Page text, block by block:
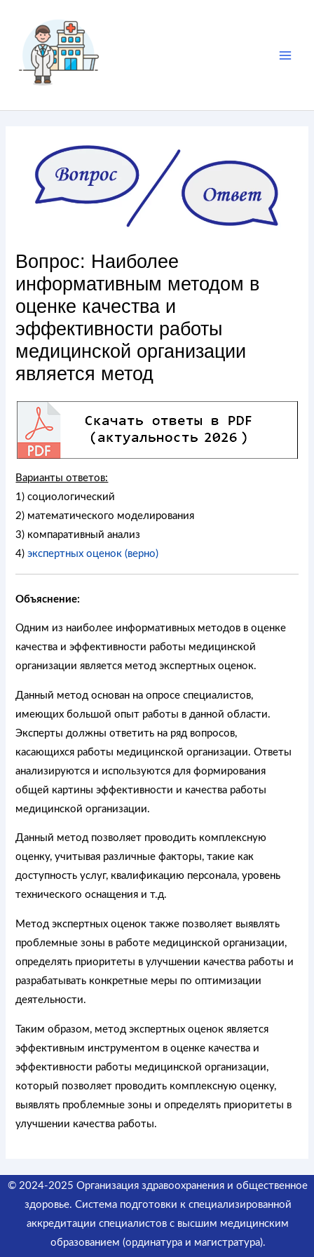
Вопрос: Наиболее
информативным методом в
оценке качества и
эффективности работы
медицинской организации
является метод
Варианты ответов:
1) социологический
2) математического моделирования
3) компаративный анализ
4)экспертных оценок (верно)
Объяснение:
Одним из наиболее информативных методов в оценке
качества и эффективности работы медицинской
организации является метод экспертных оценок.
Данный метод основан на опросе специалистов,
имеющих большой опыт работы в данной области.
Эксперты должны ответить на ряд вопросов,
касающихся работы медицинской организации. Ответы
анализируются и используются для формирования
общей картины эффективности и качества работы
медицинской организации.
Данный метод позволяет проводить комплексную
оценку, учитывая различные факторы, такие как
доступность услуг, квалификацию персонала, уровень
технического оснащения и т.д.
Метод экспертных оценок также позволяет выявлять
проблемные зоны в работе медицинской организации,
определять приоритеты в улучшении качества работы и
разрабатывать конкретные меры по оптимизации
деятельности.
Таким образом, метод экспертных оценок является
эффективным инструментом в оценке качества и
эффективности работы медицинской организации,
который позволяет проводить комплексную оценку,
выявлять проблемные зоны и определять приоритеты в
улучшении качества работы.
© 2024-2025 Организация здравоохранения и общественное
здоровье. Система подготовки к специализированной
аккредитации специалистов с высшим медицинским
образованием (ординатура и магистратура).